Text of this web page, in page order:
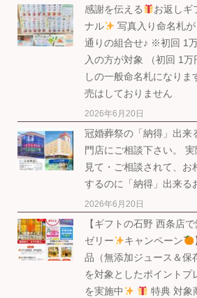
感謝を伝える お返しギ
ナル
写真入り命名札
通りの組合せ♪ ※初回 1
入の方が対象 （初回 1
しの一般命名札になり
売はしておりません
2026年6月20日
冠婚葬祭の「納得」出来
門店にご相談下さい。 実
見て・ご相談されて、お
するのに「納得」出来る
2026年6月20日
【ギフトの石野 西条店
ゼリー
キャンペーン
品（無添加ジュース＆保
を対象としたポイントプ
を実施中
特典 対象